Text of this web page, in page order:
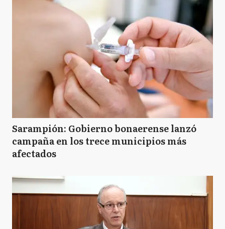
Sarampión: Gobierno bonaerense lanzó
campaña en los trece municipios más
afectados